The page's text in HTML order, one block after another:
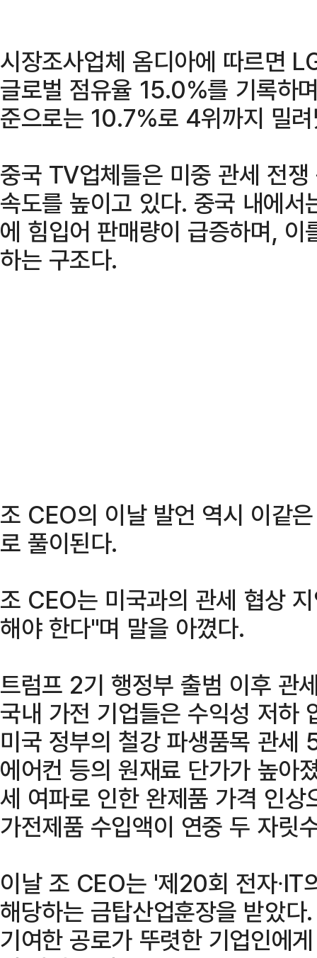
시장조사업체 옴디아에 따르면
글로벌 점유율 15.0%를 기록하
준으로는 10.7%로 4위까지 밀
중국 TV업체들은 미중 관세 전
속도를 높이고 있다. 중국 내에
에 힘입어 판매량이 급증하며,
하는 구조다.
조 CEO의 이날 발언 역시 이같
로 풀이된다.
조 CEO는 미국과의 관세 협상
해야 한다"며 말을 아꼈다.
트럼프 2기 행정부 출범 이후 관
국내 가전 기업들은 수익성 저하
미국 정부의 철강 파생품목 관
에어컨 등의 원재료 단가가 높아
세 여파로 인한 완제품 가격 인
가전제품 수입액이 연중 두 자릿
이날 조 CEO는 '제20회 전자∙IT
해당하는 금탑산업훈장을 받았
기여한 공로가 뚜렷한 기업인에